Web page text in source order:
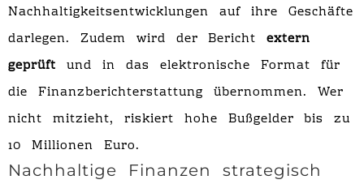
Nachhaltigkeitsentwicklungen auf ihre Geschäfte
darlegen. Zudem wird der Bericht extern
geprüft und in das elektronische Format für
die Finanzberichterstattung übernommen. Wer
nicht mitzieht, riskiert hohe Bußgelder bis zu
10 Millionen Euro.
Nachhaltige Finanzen strategisch